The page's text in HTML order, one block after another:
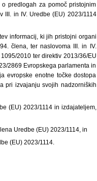
predlogah za pomoč pristojnim
in IV. Uredbe (EU) 2023/1114
informacij, ki jih pristojni organi
člena, ter naslovoma III. in IV.
2010 ter direktiv 2013/36/EU
2869 Evropskega parlamenta in
evropske enotne točke dostopa
pri izvajanju svojih nadzorniških
(EU) 2023/1114 in izdajateljem,
Uredbe (EU) 2023/1114, in
(EU) 2023/1114.